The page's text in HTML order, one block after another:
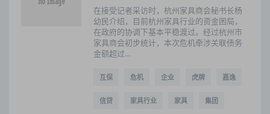
在接受记者采访时，杭州家具商会秘书长杨
幼民介绍，目前杭州家具行业的资金困局，
在政府的协调下基本平稳渡过。经过杭州市
家具商会初步统计，本次危机牵涉关联债务
金额超过...
互保 危机 企业 虎牌 嘉逸
信贷 家具行业 家具 集团